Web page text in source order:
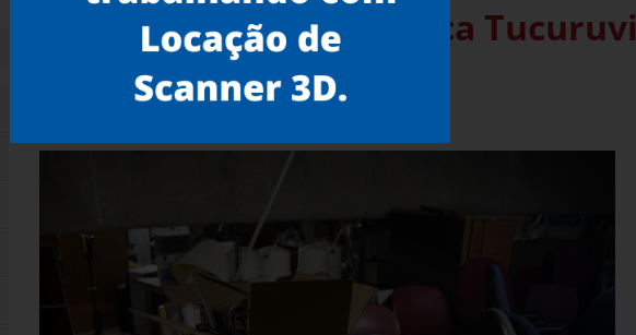
Microfilmadora Eletrônica Tucuruvi
Gostou? compartilhe!